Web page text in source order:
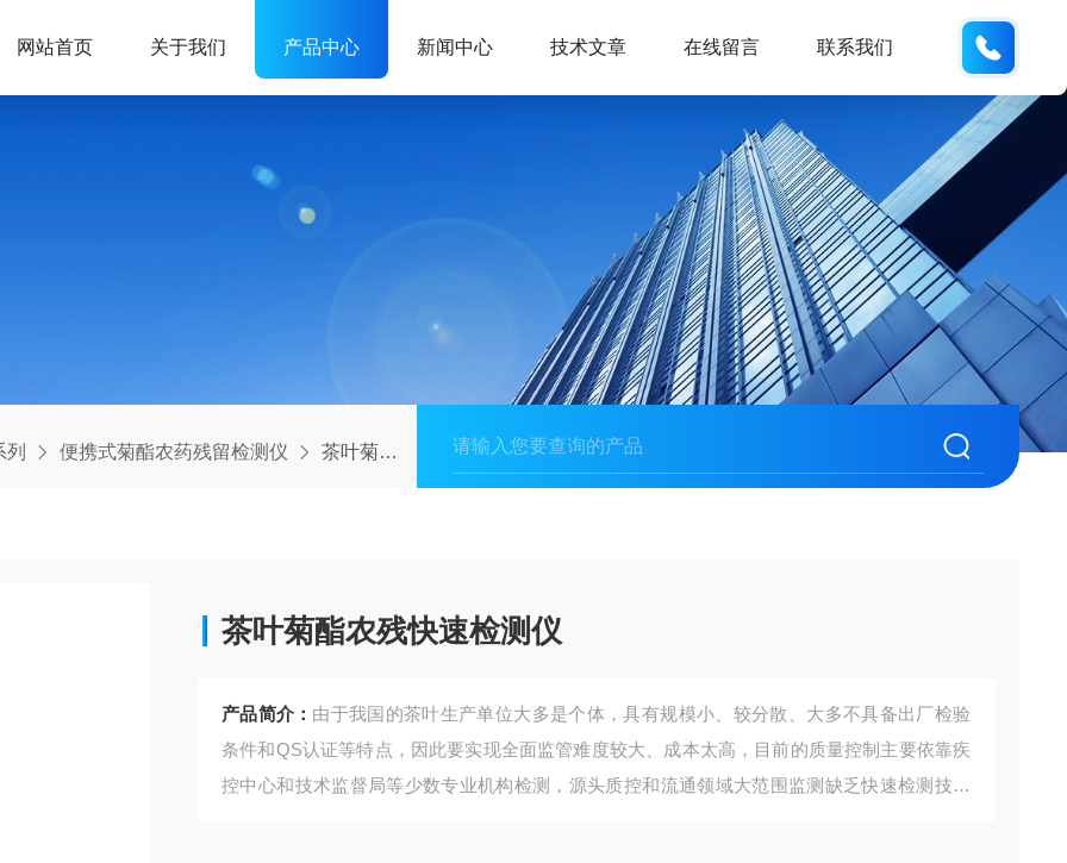
网站首页 关于我们 产品中心 新闻中心 技术文章 在线留言 联系我们
便携式菊酯农药残留检测仪 茶叶菊酯农残快速检测仪
茶叶菊酯农残快速检测仪
产品简介： 由于我国的茶叶生产单位大多是个体，具有规模小、较分散、大多不具备出厂检验
条件和QS认证等特点，因此要实现全面监管难度较大、成本太高，目前的质量控制主要依靠疾
控中心和技术监督局等少数专业机构检测，源头质控和流通领域大范围监测缺乏快速检测技术